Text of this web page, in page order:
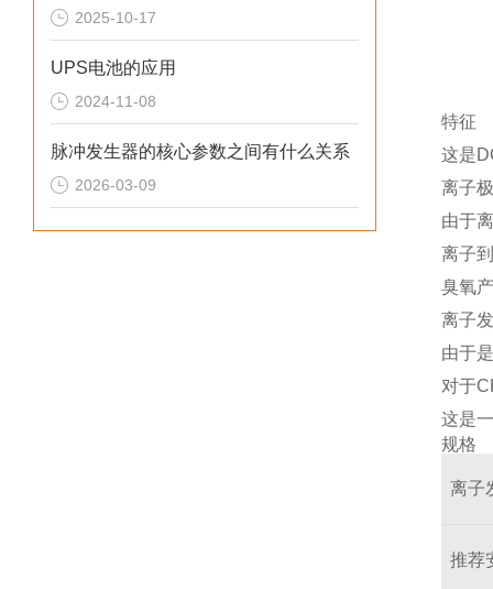
2025-10-17
UPS电池的应用
2024-11-08
脉冲发生器的核心参数之间有什么关系
2026-03-09
特征
这是
离子
由于
离子
臭氧
离子
由于
对于
这是
规格
离子
推荐